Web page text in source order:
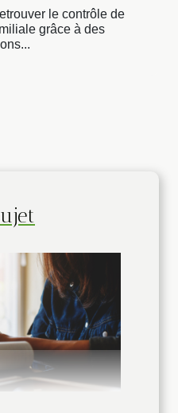
le contrôle de
grâce à des